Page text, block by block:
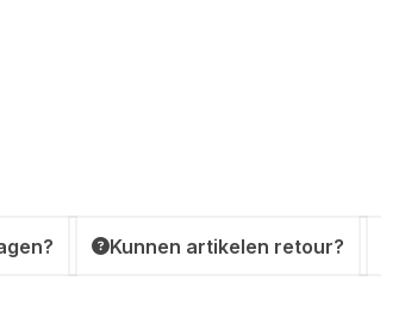
Kunnen artikelen retour?